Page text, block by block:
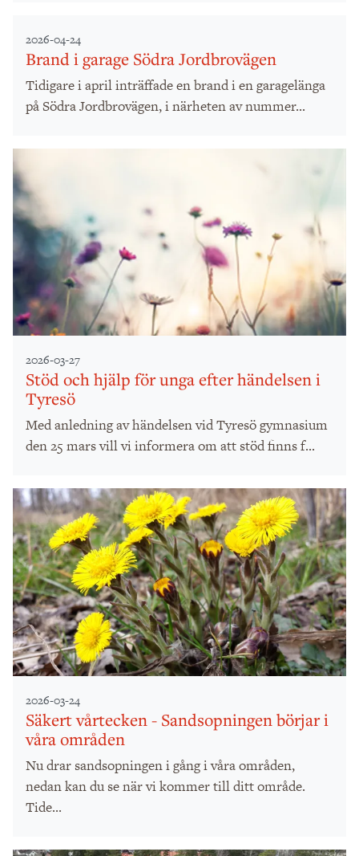
2026-04-24
Brand i garage Södra Jordbrovägen
Tidigare i april inträffade en brand i en garagelänga
på Södra Jordbrovägen, i närheten av nummer...
2026-03-27
Stöd och hjälp för unga efter händelsen i
Tyresö
Med anledning av händelsen vid Tyresö gymnasium
den 25 mars vill vi informera om att stöd finns f...
2026-03-24
Säkert vårtecken - Sandsopningen börjar i
våra områden
Nu drar sandsopningen i gång i våra områden,
nedan kan du se när vi kommer till ditt område.
Tide...